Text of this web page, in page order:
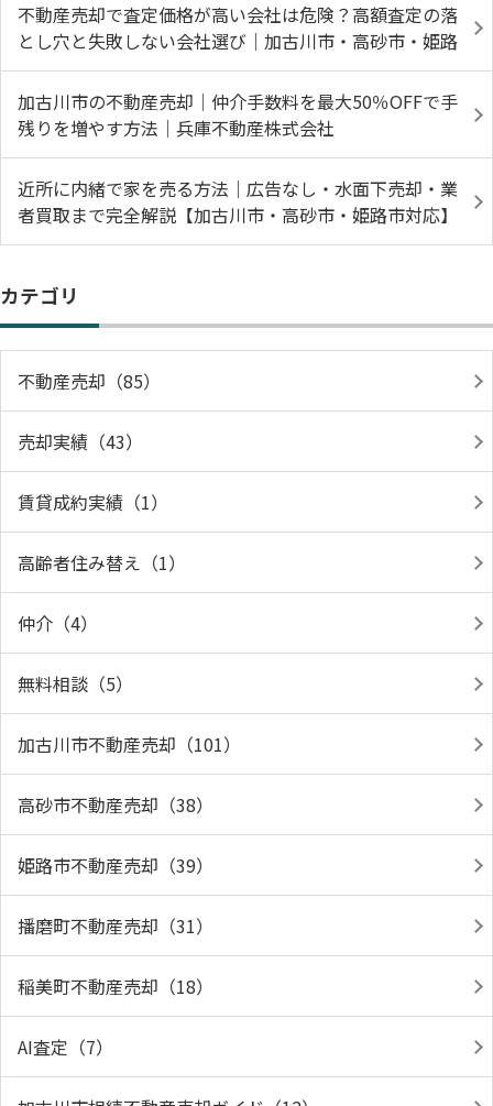
不動産売却で査定価格が高い会社は危険？高額査定の落
とし穴と失敗しない会社選び｜加古川市・高砂市・姫路
加古川市の不動産売却｜仲介手数料を最大50％OFFで手
残りを増やす方法｜兵庫不動産株式会社
近所に内緒で家を売る方法｜広告なし・水面下売却・業
者買取まで完全解説【加古川市・高砂市・姫路市対応】
カテゴリ
不動産売却（85）
売却実績（43）
賃貸成約実績（1）
高齢者住み替え（1）
仲介（4）
無料相談（5）
加古川市不動産売却（101）
高砂市不動産売却（38）
姫路市不動産売却（39）
播磨町不動産売却（31）
稲美町不動産売却（18）
AI査定（7）